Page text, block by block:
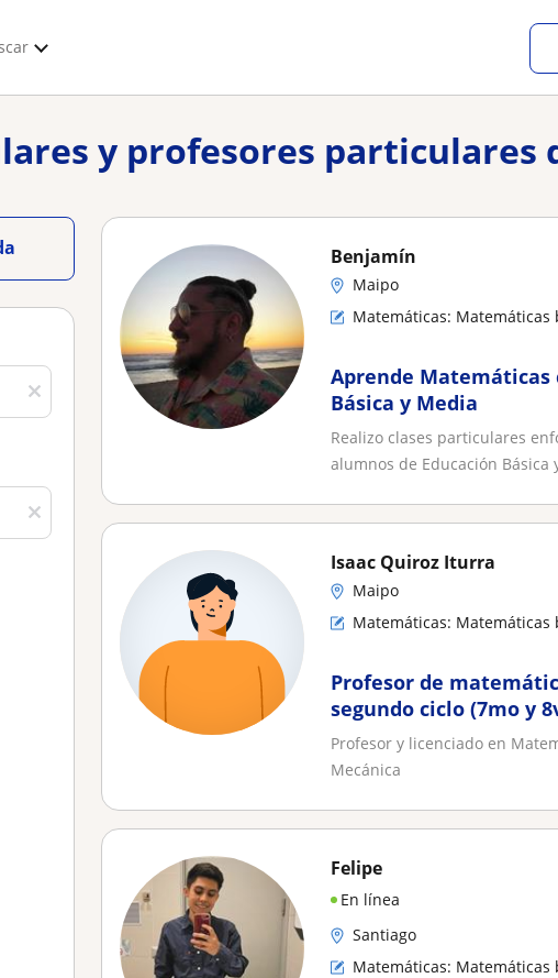
y profesores particulares
Benjamín
Maipo
Matemáticas: Matemáticas
Aprende Matemáticas
Básica y Media
Realizo clases particulares
alumnos de Educación Básica
Isaac Quiroz Iturra
Maipo
Matemáticas: Matemáticas
Profesor de
segundo ciclo (7mo y
Profesor y licenciado en
Mecánica
Felipe
En línea
Santiago
Matemáticas: Matemáticas